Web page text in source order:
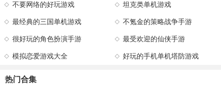
不要网络的好玩游戏 坦克类单机游戏
最经典的三国单机游戏 不氪金的策略战争手游
很好玩的角色扮演手游 最受欢迎的仙侠手游
模拟恋爱游戏大全 好玩的手机单机塔防游戏
热门合集